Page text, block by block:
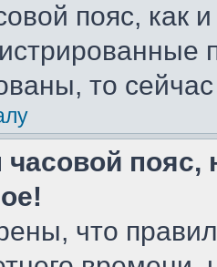
пояс, как
то
пояс,
что